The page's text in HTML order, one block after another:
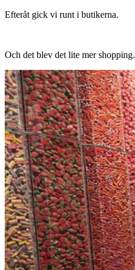
Efteråt gick vi runt i butikerna.
Och det blev det lite mer shopping.